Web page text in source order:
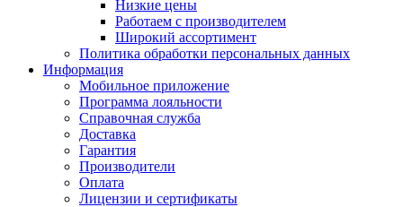
Низкие цены
Работаем с производителем
Широкий ассортимент
Политика обработки персональных данных
Информация
Мобильное приложение
Программа лояльности
Справочная служба
Доставка
Гарантия
Производители
Оплата
Лицензии и сертификаты